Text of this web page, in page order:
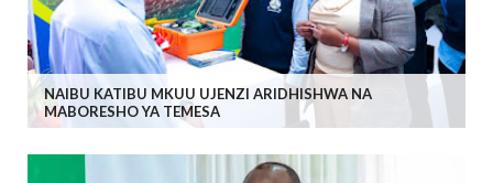
NAIBU KATIBU MKUU UJENZI ARIDHISHWA NA
MABORESHO YA TEMESA